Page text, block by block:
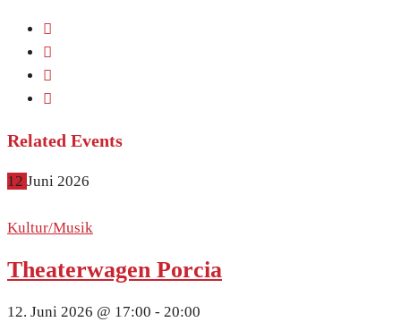
Related Events
12 Juni 2026
Kultur/Musik
Theaterwagen Porcia
12. Juni 2026 @ 17:00 - 20:00